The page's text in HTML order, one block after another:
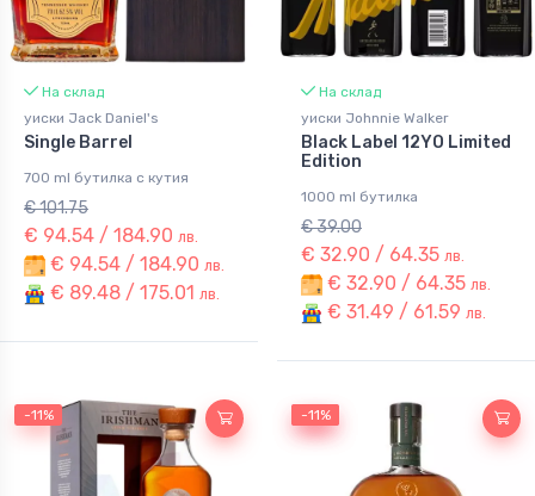
На склад
уиски Jack Daniel's
Single Barrel
700 ml бутилка с кутия
€ 101.75
€ 94.54 / 184.90 лв.
€ 94.54 / 184.90 лв.
€ 89.48 / 175.01 лв.
На склад
уиски Johnnie Walker
Black Label 12YO Limited
Edition
1000 ml бутилка
€ 39.00
€ 32.90 / 64.35 лв.
€ 32.90 / 64.35 лв.
€ 31.49 / 61.59 лв.
-11% -11%
-11%